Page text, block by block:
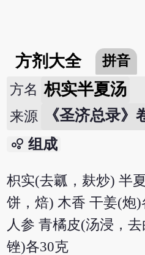
方剂大全 拼音
方名 枳实半夏汤
来源 《圣济总录》
bubble_chart 组成
枳实(去瓤，麸炒) 半
饼，焙) 木香 干姜(炮
人参 青橘皮(汤浸，
锉)各30克